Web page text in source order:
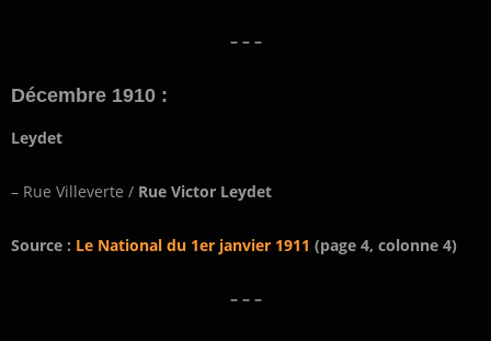
– – –
Décembre 1910 :
Leydet
– Rue Villeverte / Rue Victor Leydet
Source : Le National du 1er janvier 1911 (page 4, colonne 4)
– – –